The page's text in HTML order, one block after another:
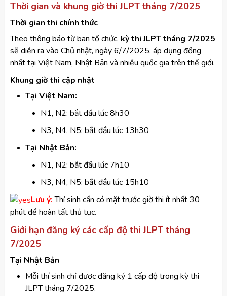
Thời gian và khung giờ thi JLPT tháng 7/2025
Thời gian thi chính thức
Theo thông báo từ ban tổ chức, kỳ thi JLPT tháng 7/2025
sẽ diễn ra vào Chủ nhật, ngày 6/7/2025, áp dụng đồng
nhất tại Việt Nam, Nhật Bản và nhiều quốc gia trên thế giới.
Khung giờ thi cập nhật
Tại Việt Nam:
N1, N2: bắt đầu lúc 8h30
N3, N4, N5: bắt đầu lúc 13h30
Tại Nhật Bản:
N1, N2: bắt đầu lúc 7h10
N3, N4, N5: bắt đầu lúc 15h10
Lưu ý:Thí sinh cần có mặt trước giờ thi ít nhất 30
phút để hoàn tất thủ tục.
Giới hạn đăng ký các cấp độ thi JLPT tháng
7/2025
Tại Nhật Bản
Mỗi thí sinh chỉ được đăng ký 1 cấp độ trong kỳ thi
JLPT tháng 7/2025.